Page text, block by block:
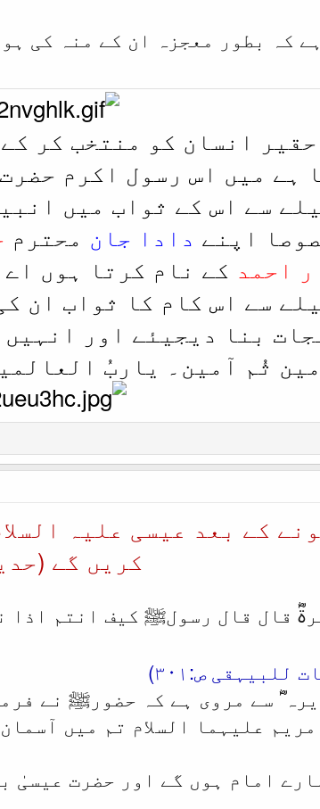
کہ بطور معجزہ ان کے منہ کی
انسان کو منتخب کر
ہے میں اس رسول اکرم
سے اس کے ثواب میں
اپنے دادا جان محترم
احمد کے نام کرتا ہوں
سے اس کام کا ثواب ان
بنا دیجیئے اور
ثُم آمین۔ یاربُ
کے بعد عیسی علیہ
کریں گے
قال قال رسولﷺ کیف انتم اذا
ص:۳۰۱)
سے مروی ہے کہ حضورﷺ نے
علیہما السلام تم میں
امام ہوں گے اور حضرت عیسیٰ